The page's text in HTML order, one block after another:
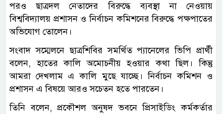
পরও ছাত্রদল নেতাদের বিরুদ্ধে ব্যবস্থা না নেওয়ায়
বিশ্ববিদ্যালয় প্রশাসন ও নির্বাচন কমিশনের বিরুদ্ধে পক্ষপাতের
অভিযোগ তোলেন।
সংবাদ সম্মেলনে ছাত্রশিবির সমর্থিত প্যানেলের ভিপি প্রার্থী
বলেন, হাতের কালি অমোচনীয় হওয়ার কথা ছিল। কিন্তু
আমরা দেখলাম এ কালি মুছে যাচ্ছে। নির্বাচন কমিশন ও
প্রশাসন এ বিষয়ে আরও সচেতন হতে পারতেন।
তিনি বলেন, প্রকৌশল অনুষদ ভবনে প্রিসাইডিং কর্মকর্তার